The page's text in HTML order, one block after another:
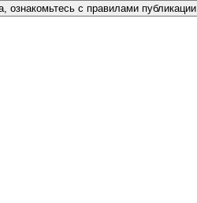
ознакомьтесь с правилами публикации